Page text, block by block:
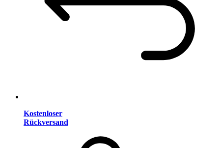
Kostenloser
Rückversand